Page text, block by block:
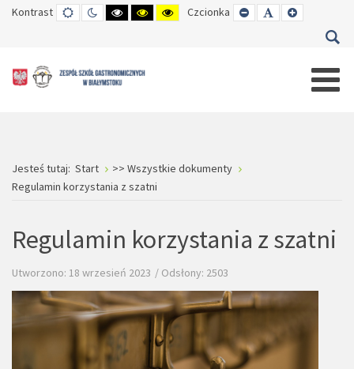
Kontrast TRYB
DOMYŚLNY
TRYB
DZIENNY
WYSOKI
CZARNO-
WYSOKI
CZARNO-
WYSOKI
ŻÓŁTO-
Czcionka SET
SMALLER
SET
DEFAULT
SET
LARGER
Jesteś tutaj: Start
>> Wszystkie dokumenty
Regulamin korzystania z szatni
Regulamin korzystania z szatni
Utworzono: 18 wrzesień 2023 Odsłony: 2503